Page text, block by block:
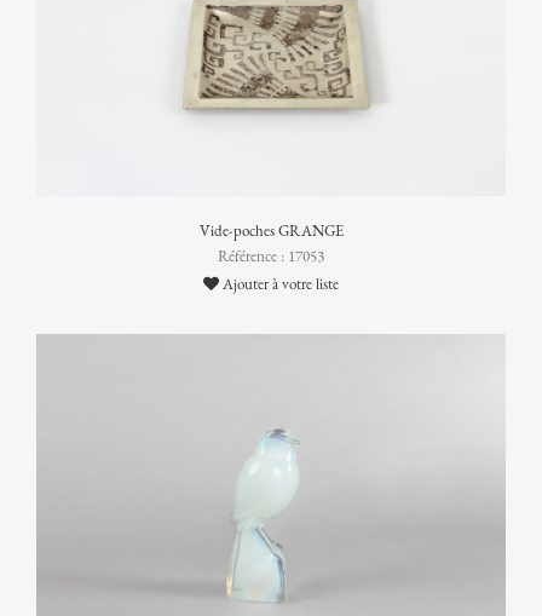
Vide-poches GRANGE
Référence : 17053
Ajouter à votre liste